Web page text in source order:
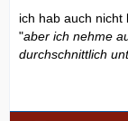
ich hab auch nicht
"aber ich nehme
durchschnittlich